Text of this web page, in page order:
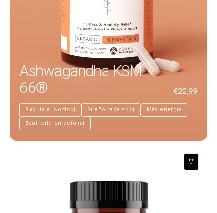
Ashwagandha KSM
66®
€22,99
Regula el cortisol Sueño reparador Más energía
Equilibrio emocional